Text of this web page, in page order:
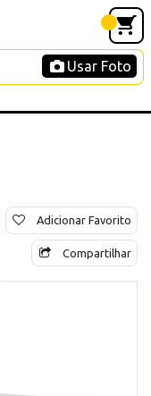
Usar Foto
Adicionar Favorito
Compartilhar